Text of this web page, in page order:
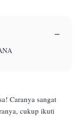
−
Caranya sangat
cukup ikuti